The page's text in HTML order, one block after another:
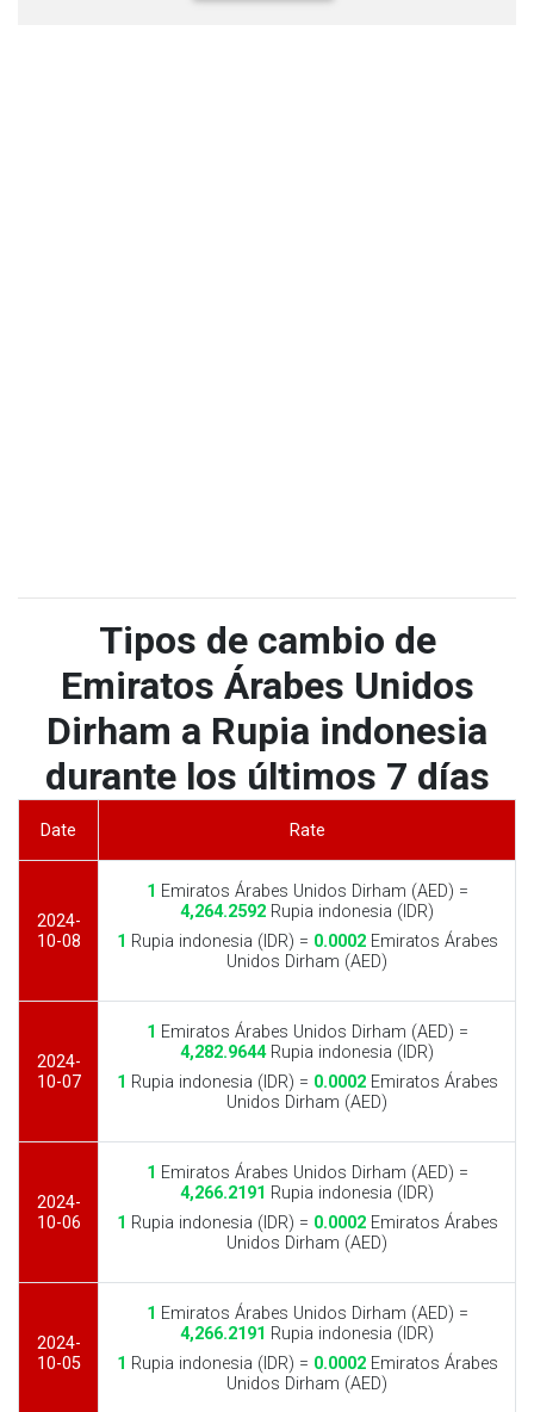
Tipos de cambio de
Emiratos Árabes Unidos
Dirham a Rupia indonesia
durante los últimos 7 días
Date Rate
2024-
10-08
1 Emiratos Árabes Unidos Dirham (AED) =
4,264.2592 Rupia indonesia (IDR)
1 Rupia indonesia (IDR) = 0.0002Emiratos Árabes
Unidos Dirham (AED)
2024-
10-07
1 Emiratos Árabes Unidos Dirham (AED) =
4,282.9644Rupia indonesia (IDR)
1 Rupia indonesia (IDR) = 0.0002Emiratos Árabes
Unidos Dirham (AED)
2024-
10-06
1 Emiratos Árabes Unidos Dirham (AED) =
4,266.2191 Rupia indonesia (IDR)
1 Rupia indonesia (IDR) = 0.0002Emiratos Árabes
Unidos Dirham (AED)
2024-
10-05
1 Emiratos Árabes Unidos Dirham (AED) =
4,266.2191 Rupia indonesia (IDR)
1 Rupia indonesia (IDR) = 0.0002Emiratos Árabes
Unidos Dirham (AED)